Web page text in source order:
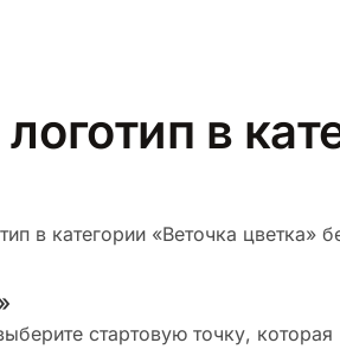
в
в категории «Веточка цветка»
стартовую точку, которая